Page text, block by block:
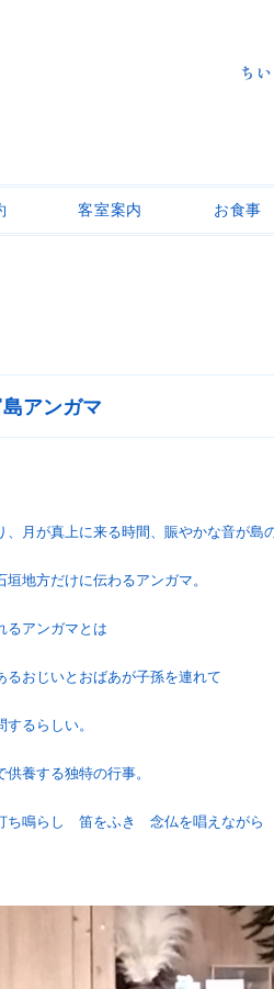
客室案内 お食事
島アンガマ
月が真上に来る時間、賑やかな音が島
地方だけに伝わるアンガマ。
るアンガマとは
るおじいとおばあが子孫を連れて
るらしい。
養する独特の行事。
ち鳴らし 笛をふき 念仏を唱えながら